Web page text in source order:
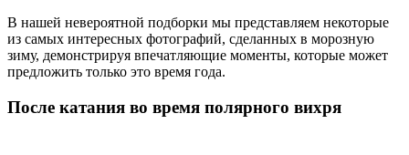
В нашей невероятной подборки мы представляем некоторые
из самых интересных фотографий, сделанных в морозную
зиму, демонстрируя впечатляющие моменты, которые может
предложить только это время года.
После катания во время полярного вихря